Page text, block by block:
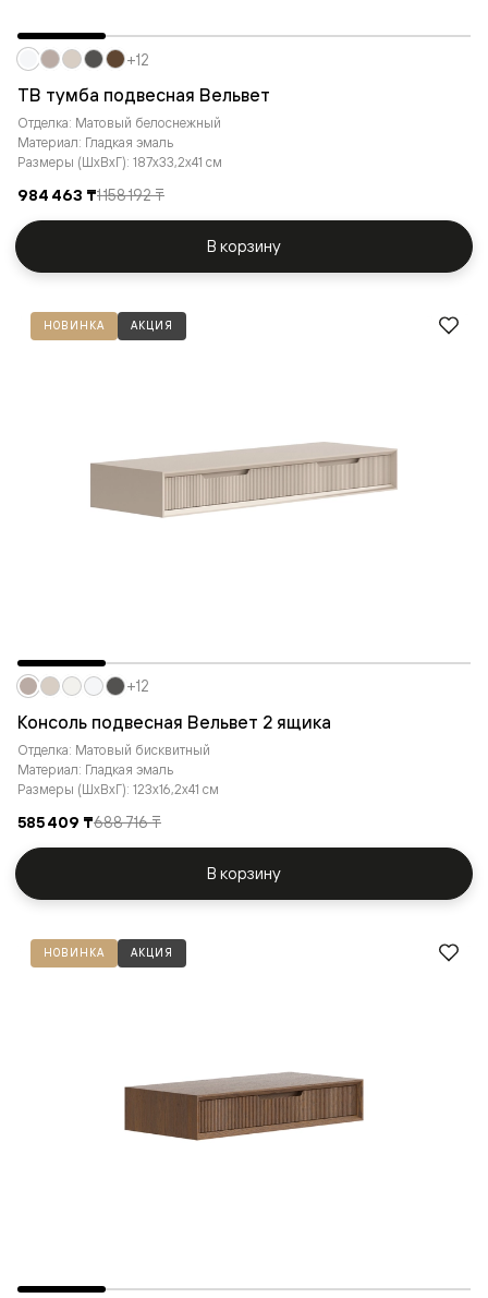
ТВ тумба подвесная Вельвет
Отделка: Матовый белоснежный
Материал: Гладкая эмаль
Размеры (ШxВxГ): 187x33,2x41 см
984 463 ₸1 158 192 ₸
+12
В корзину
НОВИНКА АКЦИЯ
Консоль подвесная Вельвет 2 ящика
Отделка: Матовый бисквитный
Материал: Гладкая эмаль
Размеры (ШxВxГ): 123x16,2x41 см
585 409 ₸688 716 ₸
+12
В корзину
НОВИНКА АКЦИЯ